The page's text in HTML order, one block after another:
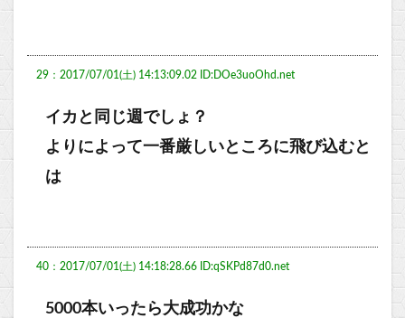
29：2017/07/01(土) 14:13:09.02 ID:DOe3uoOhd.net
イカと同じ週でしょ？
よりによって一番厳しいところに飛び込むと
は
40：2017/07/01(土) 14:18:28.66 ID:qSKPd87d0.net
5000本いったら大成功かな